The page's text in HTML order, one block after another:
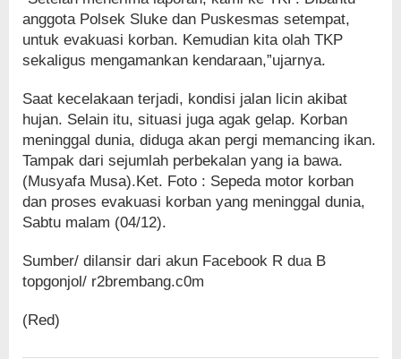
anggota Polsek Sluke dan Puskesmas setempat,
untuk evakuasi korban. Kemudian kita olah TKP
sekaligus mengamankan kendaraan,”ujarnya.
Saat kecelakaan terjadi, kondisi jalan licin akibat
hujan. Selain itu, situasi juga agak gelap. Korban
meninggal dunia, diduga akan pergi memancing ikan.
Tampak dari sejumlah perbekalan yang ia bawa.
(Musyafa Musa).Ket. Foto : Sepeda motor korban
dan proses evakuasi korban yang meninggal dunia,
Sabtu malam (04/12).
Sumber/ dilansir dari akun Facebook R dua B
topgonjol/ r2brembang.c0m
(Red)